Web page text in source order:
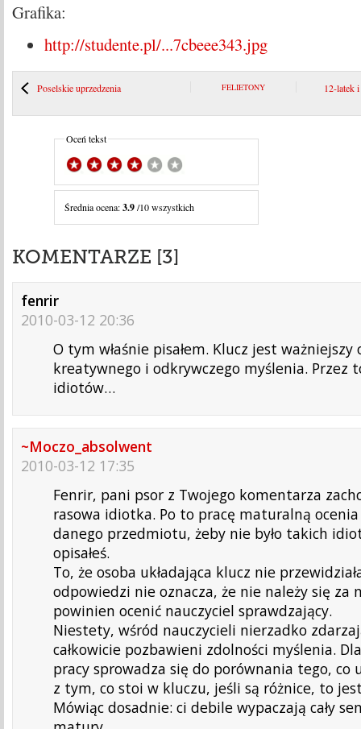
Grafika:
http://studente.pl/...7cbeee343.jpg
Poselskie uprzedzenia FELIETONY 12-latek
Oceń tekst
Średnia ocena:3.9/10 wszystkich
KOMENTARZE [3]
fenrir
2010-03-12 20:36
O tym właśnie pisałem. Klucz jest ważniejszy
kreatywnego i odkrywczego myślenia. Przez
idiotów…
~Moczo_absolwent
2010-03-12 17:35
Fenrir, pani psor z Twojego komentarza
rasowa idiotka. Po to pracę maturalną
danego przedmiotu, żeby nie było takich
opisałeś.
To, że osoba układająca klucz nie
odpowiedzi nie oznacza, że nie należy się za
powinien ocenić nauczyciel sprawdzający.
Niestety, wśród nauczycieli nierzadko
całkowicie pozbawieni zdolności myślenia.
pracy sprowadza się do porównania tego, co
z tym, co stoi w kluczu, jeśli są różnice, to
Mówiąc dosadnie: ci debile wypaczają cały